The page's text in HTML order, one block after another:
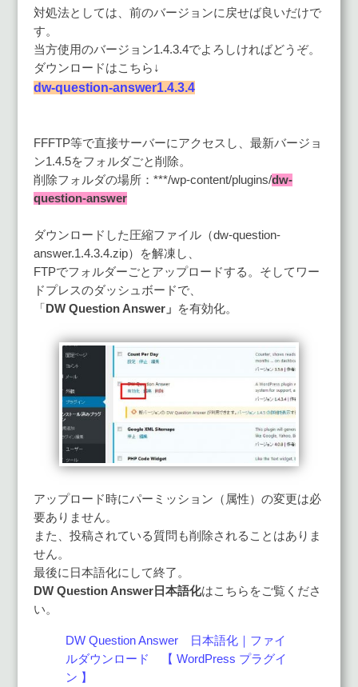
対処法としては、前のバージョンに戻せば良いだけで
す。
当方使用のバージョン1.4.3.4でよろしければどうぞ。
ダウンロードはこちら↓
dw-question-answer1.4.3.4
FFFTP等で直接サーバーにアクセスし、最新バージョ
ン1.4.5をフォルダごと削除。
削除フォルダの場所：***/wp-content/plugins/dw-
question-answer
ダウンロードした圧縮ファイル（dw-question-
answer.1.4.3.4.zip）を解凍し、
FTPでフォルダーごとアップロードする。そしてワー
ドプレスのダッシュボードで、
「 DW Question Answer」 を有効化。
アップロード時にパーミッション（属性）の変更は必
要ありません。
また、投稿されている質問も削除されることはありま
せん。
最後に日本語化にして終了。
DW Question Answer日本語化はこちらをご覧くださ
い。
DW Question Answer 日本語化｜ファイ
ルダウンロード 【 WordPress プラグイ
ン 】